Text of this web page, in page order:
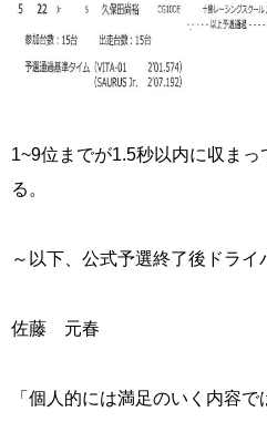
1~9位までが1.5秒以内に収ま
る。
～以下、公式予選終了後ドライ
佐藤 元春
「個人的には満足のいく内容